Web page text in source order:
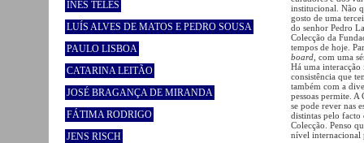
INÊS TELES
LUÍS ALVES DE MATOS E PEDRO SOUSA
PAULO LISBOA
CATARINA LEITÃO
JOSÉ BRAGANÇA DE MIRANDA
FÁTIMA RODRIGO
JENS RISCH
institucional. Não
gosto de uma
do senhor Pedro
Colecção da
tempos de hoje.
board , com uma
Há uma
consistência que
também com a
pessoas permite. A
se pode rever nas
distintas pelo facto
Colecção. Penso
nível internacional